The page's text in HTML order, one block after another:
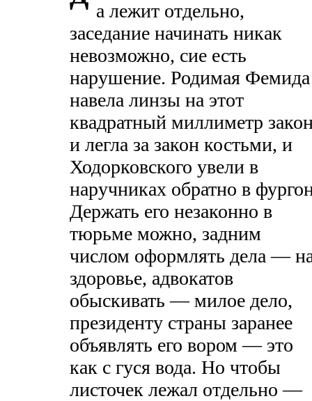
а лежит отдельно,
заседание начинать никак
невозможно, сие есть
нарушение. Родимая Фемида
навела линзы на этот
квадратный миллиметр
и легла за закон костьми, и
Ходорковского увели в
наручниках обратно в
Держать его незаконно в
тюрьме можно, задним
числом оформлять дела —
здоровье, адвокатов
обыскивать — милое дело,
президенту страны заранее
объявлять его вором — это
как с гуся вода. Но чтобы
листочек лежал отдельно —